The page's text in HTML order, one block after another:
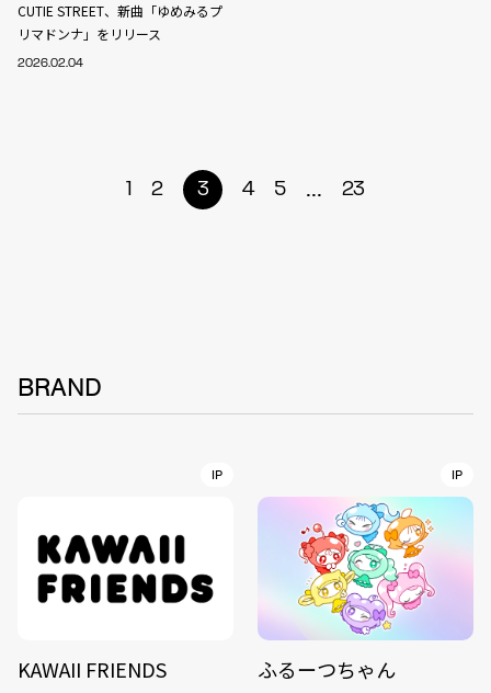
CUTIE STREET、新曲「ゆめみるプ
リマドンナ」をリリース
2026.02.04
1 2 3 4 5 ... 23
BRAND
IP
KAWAII FRIENDS
IP
ふるーつちゃん